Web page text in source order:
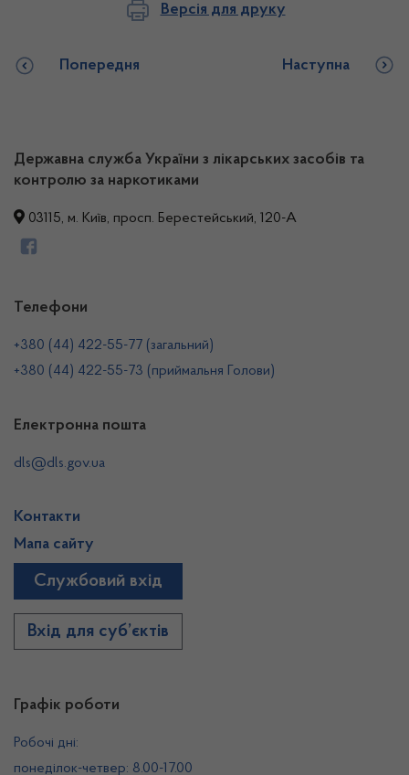
Версія для друку
Попередня Наступна
Державна служба України з лікарських засобів та
контролю за наркотиками
03115, м. Київ, просп. Берестейський, 120-А
Графік роботи
Робочі дні:
понеділок-четвер: 8.00-17.00
Телефони
+380 (44) 422-55-77 (загальний)
+380 (44) 422-55-73 (приймальня Голови)
Електронна пошта
dls@dls.gov.ua
Контакти
Мапа сайту
Службовий вхід
Вхід для суб’єктів